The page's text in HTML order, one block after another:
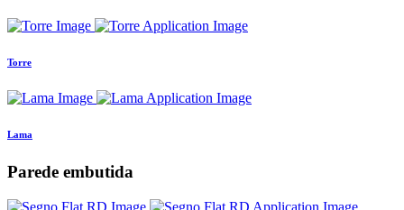
Torre
Lama
Parede embutida